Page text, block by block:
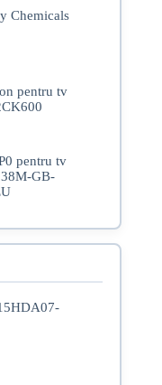
Chemicals
pentru tv
pentru tv
GB-